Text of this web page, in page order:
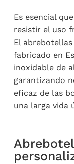
Es esencial
resistir el uso
El
fabricado en
inoxidable de
garantizando
eficaz de las
una larga vida